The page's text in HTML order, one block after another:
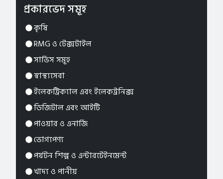
প্রকারভেদ সমূহ
কৃষি
RMG ও টেক্সটাইল
সার্ভিস সমূহ
স্বাস্থ্যসেবা
ইলেকট্রিক্যাল এবং ইলেকট্রনিক্স
ডিজিটাল এবং আইটি
পাওয়ার ও এনার্জি
ভোগ্যপণ্য
পর্যটন শিল্প ও এন্টারটেইনমেন্ট
খাদ্য ও পানীয়